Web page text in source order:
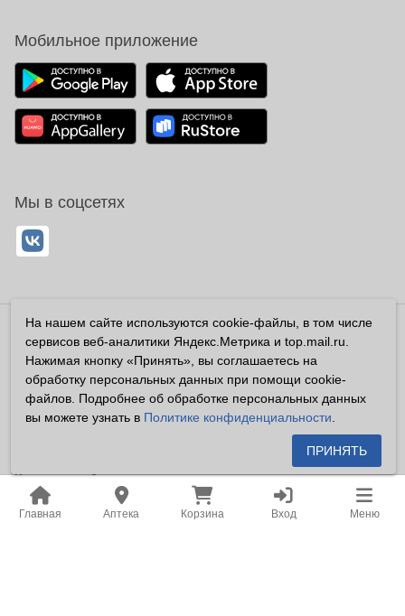
Главная Аптека Корзина Вход Меню
Мобильное приложение
Мы в соцсетях
Владелец сайта ООО «Суперфарма» ОГРН 1032700302194
Все права защищены ©2026
Информация, размещенная на данном сайте имеет
справочный характер, и не должна восприниматься
посетителями сайта как публичная оферта, предусмотренная
Владелец сайта устанавливает запрет на цитирование,
копирование и размещение информации, размещенной на
настоящем сайте newapteka.ru, включая информацию о
На нашем сайте используются cookie-файлы, в том числе
сервисов веб-аналитики Яндекс.Метрика и top.mail.ru.
Нажимая кнопку «Принять», вы соглашаетесь на
обработку персональных данных при помощи cookie-
файлов. Подробнее об обработке персональных данных
вы можете узнать в Политике конфиденциальности
ПРИНЯТЬ